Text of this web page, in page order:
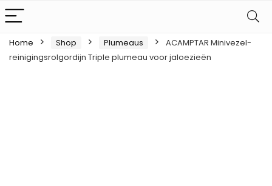
Home Shop Plumeaus
ACAMPTAR Minivezel-
reinigingsrolgordijn Triple plumeau voor jaloezieën